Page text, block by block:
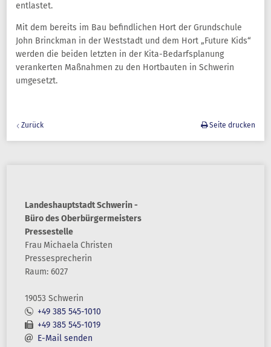
entlastet.
Mit dem bereits im Bau befindlichen Hort der Grundschule
John Brinckman in der Weststadt und dem Hort „Future Kids“
werden die beiden letzten in der Kita-Bedarfsplanung
verankerten Maßnahmen zu den Hortbauten in Schwerin
umgesetzt.
Zurück Seite drucken
Landeshauptstadt Schwerin -
Büro des Oberbürgermeisters
Pressestelle
Frau Michaela Christen
Pressesprecherin
Raum: 6027
19053 Schwerin
+49 385 545-1010
+49 385 545-1019
E-Mail senden